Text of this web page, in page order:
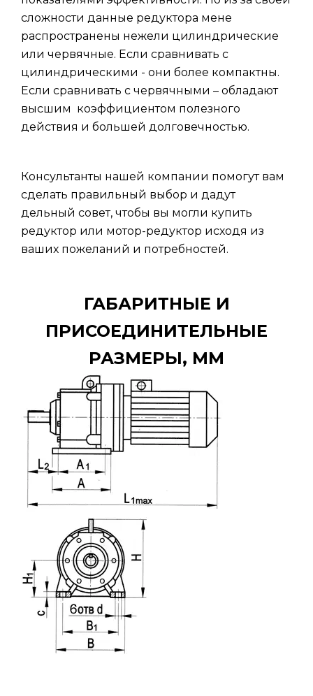
сложности данные редуктора мене
распространены нежели цилиндрические
или червячные. Если сравнивать с
цилиндрическими - они более компактны.
Если сравнивать с червячными – обладают
высшим коэффициентом полезного
действия и большей долговечностью.
Консультанты нашей компании помогут вам
сделать правильный выбор и дадут
дельный совет, чтобы вы могли купить
редуктор или мотор-редуктор исходя из
ваших пожеланий и потребностей.
ГАБАРИТНЫЕ И
ПРИСОЕДИНИТЕЛЬНЫЕ
РАЗМЕРЫ, ММ